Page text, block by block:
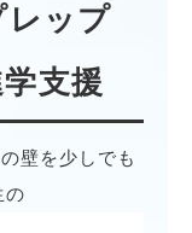
レップ
支援
壁を少しでも
の